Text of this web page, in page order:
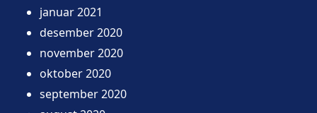
januar 2021
desember 2020
november 2020
oktober 2020
september 2020